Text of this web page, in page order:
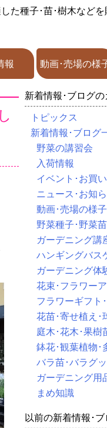
た種子･苗･樹木などを
報 動画･売場の様
新着情報･ブログ
トピックス
新着情報･ブログ
野菜の講習会
入荷情報
イベント･お買
ニュース･お知
動画･売場の様子
野菜種子･野菜
ガーデニング講
ハンギングバス
ガーデニング体
花束･フラワー
フラワーギフト
花苗･寄せ植え･
庭木･花木･果樹
鉢花･観葉植物･
バラ苗･バラグ
ガーデニング用
まめ知識
以前の新着情報･